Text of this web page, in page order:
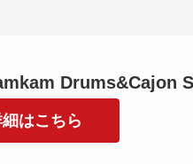
Drums&Cajon
はこちら